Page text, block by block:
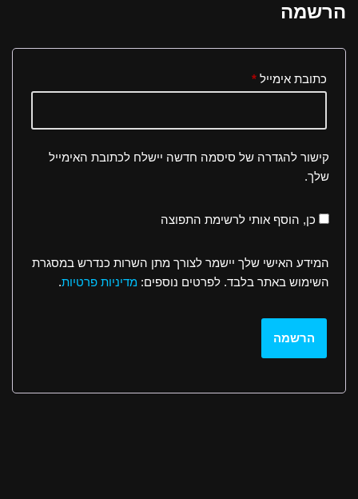
הרשמה
כתובת אימייל *
קישור להגדרה של סיסמה חדשה יישלח לכתובת האימייל
שלך.
כן, הוסף אותי לרשימת התפוצה
המידע האישי שלך יישמר לצורך מתן השרות כנדרש במסגרת
השימוש באתר בלבד. לפרטים נוספים: מדיניות פרטיות.
הרשמה